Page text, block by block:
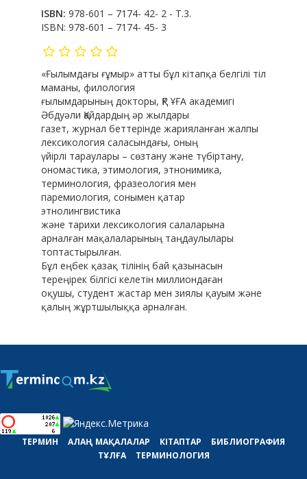
ISBN: 978-601 – 7174- 42- 2 - Т.3.
ISBN: 978-601 – 7174- 45- 3
«Ғылымдағы ғұмыр» атты бұл кітапқа белгілі тіл
маманы, филология
ғылымдарының докторы, ҚР ҰҒА академигі
Әбдуәли Қайдардың әр жылдары
газет, журнал беттерінде жарияланған жалпы
лексикология саласындағы, оның
үйірлі тараулары – сөзтану және түбіртану,
ономастика, этимология, этнонимика,
терминология, фразеология мен
паремиология, сонымен қатар
этнолингвистика
және тарихи лексикология салаларына
арналған мақалаларының таңдаулылары
топтастырылған.
Бұл еңбек қазақ тілінің бай қазынасын
тереңірек білгісі келетін миллиондаған
оқушы, студент жастар мен зиялы қауым және
қалың жұртшылыққа арналған.
ТЕРМИН АЛАҢ МАҚАЛАЛАР КІТАПТАР
БИБЛИОГРАФИЯ
ТҰЛҒА
ТЕРМИНОЛОГИЯ